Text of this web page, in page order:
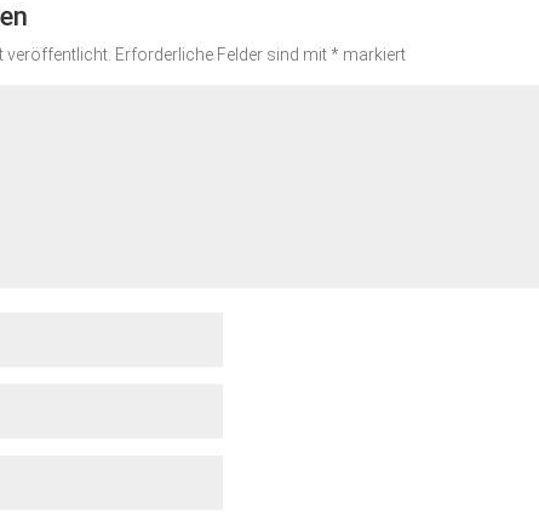
veröffentlicht. Erforderliche Felder sind mit* markiert